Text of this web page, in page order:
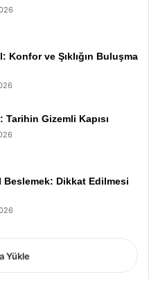
Konfor ve Şıklığın Buluşma
Gizemli Kapısı
Beslemek: Dikkat Edilmesi
Yükle